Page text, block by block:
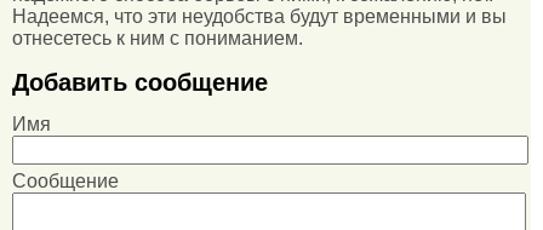
Надеемся, что эти неудобства будут временными и вы
отнесетесь к ним с пониманием.
Добавить сообщение
Имя
Сообщение